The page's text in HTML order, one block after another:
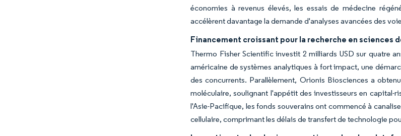
économies à revenus élevés, les essais de médecine
accélèrent davantage la demande d'analyses avancées des
Financement croissant pour la recherche en sciences
Thermo Fisher Scientific investit 2 milliards USD sur quatre
américaine de systèmes analytiques à fort impact, une
des concurrents. Parallèlement, Orionis Biosciences a
moléculaire, soulignant l'appétit des investisseurs en
l'Asie-Pacifique, les fonds souverains ont commencé à
cellulaire, comprimant les délais de transfert de technologie